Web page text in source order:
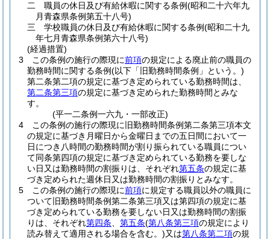
二
職員の休日及び有給休暇に関する条例(昭和二十六年九
月青森県条例第五十八号)
三
学校職員の休日及び有給休暇に関する条例(昭和二十九
年七月青森県条例第六十八号)
(経過措置)
3
この条例の施行の際現に前項の規定による廃止前の職員の
勤務時間に関する条例(以下「旧勤務時間条例」という。)
第二条第二項の規定に基づき定められている勤務時間は、
第二条第三項の規定に基づき定められた勤務時間とみな
す。
(平一二条例一六九・一部改正)
4
この条例の施行の際現に旧勤務時間条例第二条第三項本文
の規定に基づき月曜日から金曜日までの五日間において一
日につき八時間の勤務時間が割り振られている職員につい
て同条第四項の規定に基づき定められている勤務を要しな
い日又は勤務時間の割振りは、それぞれ第五条の規定に基
づき定められた週休日又は勤務時間の割振りとみなす。
5
この条例の施行の際現に前項に規定する職員以外の職員に
ついて旧勤務時間条例第二条第三項又は第四項の規定に基
づき定められている勤務を要しない日又は勤務時間の割振
りは、それぞれ第四条 第五条(第八条第三項の規定により
読み替えて適用される場合を含む。)又は第八条第二項の規